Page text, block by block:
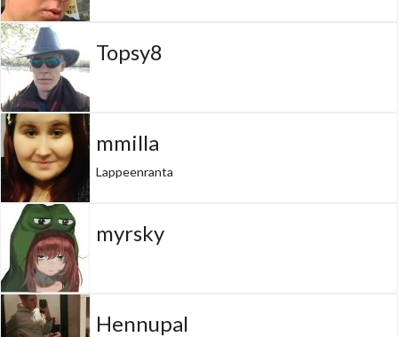
Topsy8
mmilla
Lappeenranta
myrsky
Hennupal